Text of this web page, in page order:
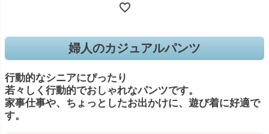
婦人のカジュアルパンツ
行動的なシニアにぴったり
若々しく行動的でおしゃれなパンツです。
家事仕事や、ちょっとしたお出かけに、遊び着に好適で
す。